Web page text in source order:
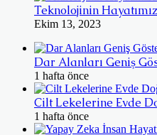
Teknolojinin
Ekim 13, 2023
Dar Alanları Geniş
1 hafta önce
Cilt Lekelerine Evde
1 hafta önce